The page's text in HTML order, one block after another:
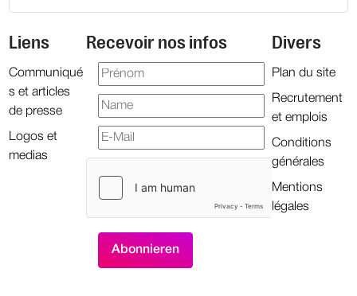
Liens
Communiqué
s et articles
de presse
Logos et
medias
Recevoir nos infos Divers
Plan du site
Recrutement
et emplois
Conditions
générales
Mentions
légales